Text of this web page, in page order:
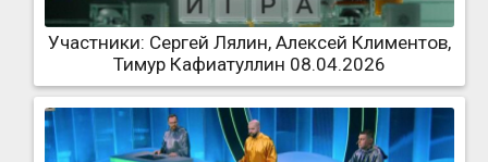
Участники: Сергей Лялин, Алексей Климентов,
Тимур Кафиатуллин 08.04.2026